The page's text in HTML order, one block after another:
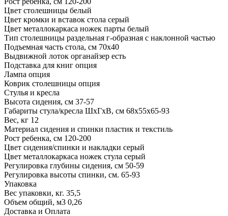
Цвет столешницы белый
Цвет кромки и вставок стола серый
Цвет металлокаркаса ножек парты белый
Тип столешницы раздельная г-образная с наклонной частью
Подъемная часть стола, см 70x40
Выдвижной лоток органайзер есть
Подставка для книг опция
Лампа опция
Коврик столешницы опция
Стулья и кресла
Высота сидения, см 37-57
Габариты стула/кресла ШхГхВ, см 68x55x65-93
Вес, кг 12
Материал сидения и спинки пластик и текстиль
Рост ребенка, см 120-200
Цвет сидения/спинки и накладки серый
Цвет металлокаркаса ножек стула серый
Регулировка глубины сидения, см 50-59
Регулировка высоты спинки, см. 65-93
Упаковка
Вес упаковки, кг. 35,5
Объем общий, м3 0,26
Доставка и Оплата